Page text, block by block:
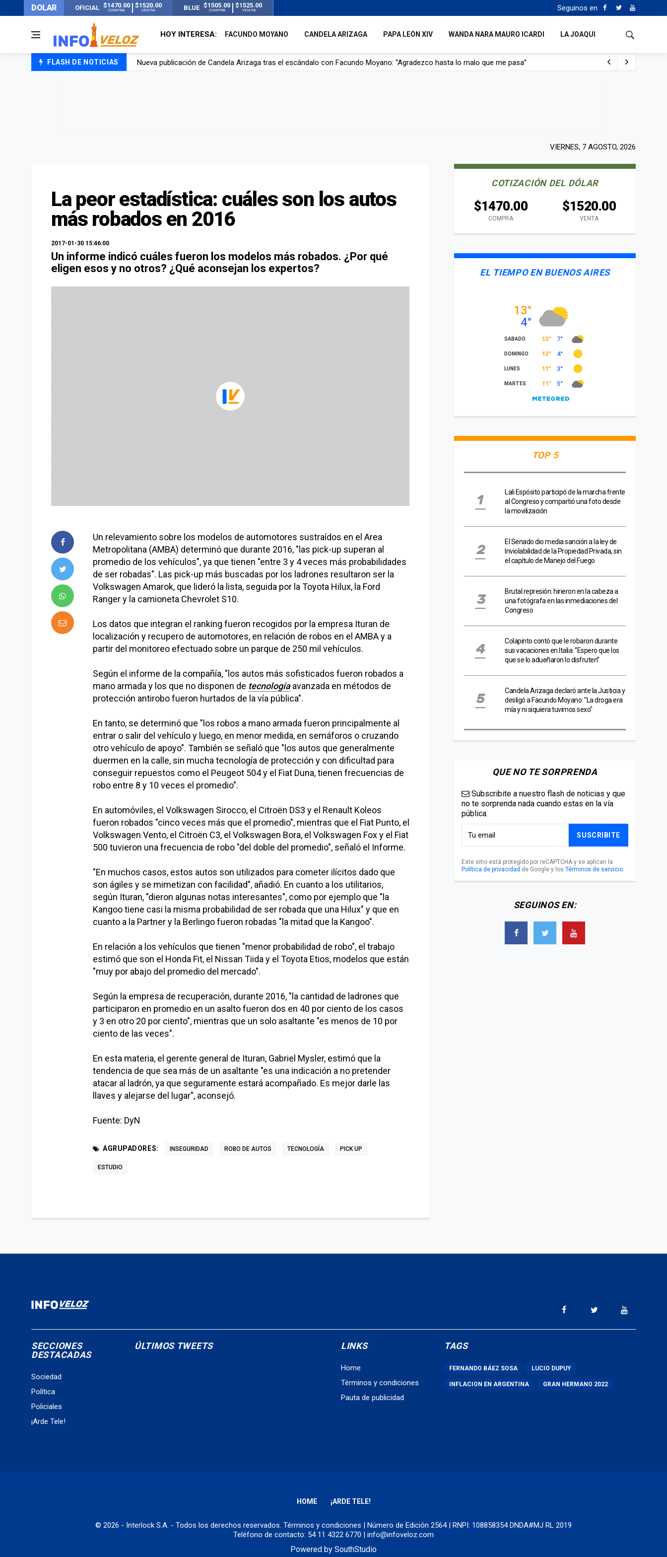
DOLAR OFICIAL $1470.00
COMPRA
$1520.00
VENTA BLUE $1505.00
COMPRA
$1525.00
VENTA Seguinos en
HOY INTERESA: FACUNDO MOYANO CANDELA ARIZAGA PAPA LEÓN XIV WANDA NARA MAURO ICARDI LA JOAQUI
FLASH DE NOTICIAS
Un joven murió quemado por su novia en San Luis: pasó seis días de agonía tras ser rociado con nafta y prendido fuego
VIERNES, 7 AGOSTO, 2026
La peor estadística: cuáles son los autos
más robados en 2016
2017-01-30 15:46:00
Un informe indicó cuáles fueron los modelos más robados. ¿Por qué
eligen esos y no otros? ¿Qué aconsejan los expertos?
Un relevamiento sobre los modelos de automotores sustraídos en el Area
Metropolitana (AMBA) determinó que durante 2016, "las pick-up superan al
promedio de los vehículos", ya que tienen "entre 3 y 4 veces más probabilidades
de ser robadas". Las pick-up más buscadas por los ladrones resultaron ser la
Volkswagen Amarok, que lideró la lista, seguida por la Toyota Hilux, la Ford
Ranger y la camioneta Chevrolet S10.
Los datos que integran el ranking fueron recogidos por la empresa Ituran de
localización y recupero de automotores, en relación de robos en el AMBA y a
partir del monitoreo efectuado sobre un parque de 250 mil vehículos.
Según el informe de la compañía, "los autos más sofisticados fueron robados a
mano armada y los que no disponen de tecnologíaavanzada en métodos de
protección antirobo fueron hurtados de la vía pública".
En tanto, se determinó que "los robos a mano armada fueron principalmente al
entrar o salir del vehículo y luego, en menor medida, en semáforos o cruzando
otro vehículo de apoyo". También se señaló que "los autos que generalmente
duermen en la calle, sin mucha tecnología de protección y con dificultad para
conseguir repuestos como el Peugeot 504 y el Fiat Duna, tienen frecuencias de
robo entre 8 y 10 veces el promedio".
En automóviles, el Volkswagen Sirocco, el Citroën DS3 y el Renault Koleos
fueron robados "cinco veces más que el promedio", mientras que el Fiat Punto, el
Volkswagen Vento, el Citroën C3, el Volkswagen Bora, el Volkswagen Fox y el Fiat
500 tuvieron una frecuencia de robo "del doble del promedio", señaló el Informe.
"En muchos casos, estos autos son utilizados para cometer ilícitos dado que
son ágiles y se mimetizan con facilidad", añadió. En cuanto a los utilitarios,
según Ituran, "dieron algunas notas interesantes", como por ejemplo que "la
Kangoo tiene casi la misma probabilidad de ser robada que una Hilux" y que en
cuanto a la Partner y la Berlingo fueron robadas "la mitad que la Kangoo".
En relación a los vehículos que tienen "menor probabilidad de robo", el trabajo
estimó que son el Honda Fit, el Nissan Tiida y el Toyota Etios, modelos que están
"muy por abajo del promedio del mercado".
Según la empresa de recuperación, durante 2016, "la cantidad de ladrones que
participaron en promedio en un asalto fueron dos en 40 por ciento de los casos
y 3 en otro 20 por ciento", mientras que un solo asaltante "es menos de 10 por
ciento de las veces".
En esta materia, el gerente general de Ituran, Gabriel Mysler, estimó que la
tendencia de que sea más de un asaltante "es una indicación a no pretender
atacar al ladrón, ya que seguramente estará acompañado. Es mejor darle las
llaves y alejarse del lugar", aconsejó.
Fuente: DyN
AGRUPADORES: INSEGURIDAD ROBO DE AUTOS TECNOLOGÍA PICK UP
ESTUDIO
COTIZACIÓN DEL DÓLAR
$1470.00
COMPRA
$1520.00
VENTA
EL TIEMPO EN BUENOS AIRES
TOP 5
Lali Espósito participó de la marcha frente
al Congreso y compartió una foto desde
la movilización
El Senado dio media sanción a la ley de
Inviolabilidad de la Propiedad Privada, sin
el capítulo de Manejo del Fuego
Brutal represión: hirieron en la cabeza a
una fotógrafa en las inmediaciones del
Congreso
Colapinto contó que le robaron durante
sus vacaciones en Italia: “Espero que los
que se lo adueñaron lo disfruten”
Candela Arizaga declaró ante la Justicia y
desligó a Facundo Moyano: "La droga era
mía y ni siquiera tuvimos sexo"
QUE NO TE SORPRENDA
Subscribite a nuestro flash de noticias y que
no te sorprenda nada cuando estas en la vía
pública.
SUSCRIBITE
Este sitio está protegido por reCAPTCHA y se aplican la
Política de privacidad de Google y los Términos de servicio.
SEGUINOS EN:
SECCIONES
DESTACADAS
Sociedad
Política
Policiales
¡Arde Tele!
ÚLTIMOS TWEETS LINKS
Home
Términos y condiciones
Pauta de publicidad
TAGS
FERNANDO BÁEZ SOSA LUCIO DUPUY
INFLACION EN ARGENTINA GRAN HERMANO 2022
HOME ¡ARDE TELE!
© 2026 - Interlock S.A. - Todos los derechos reservados. Términos y condiciones | Número de Edición 2564 | RNPI: 108858354 DNDA#MJ RL 2019
Teléfono de contacto: 54 11 4322 6770 | info@infoveloz.com
Powered by SouthStudio